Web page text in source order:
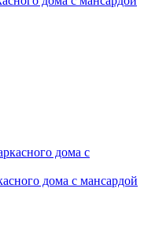
дома с мансардой